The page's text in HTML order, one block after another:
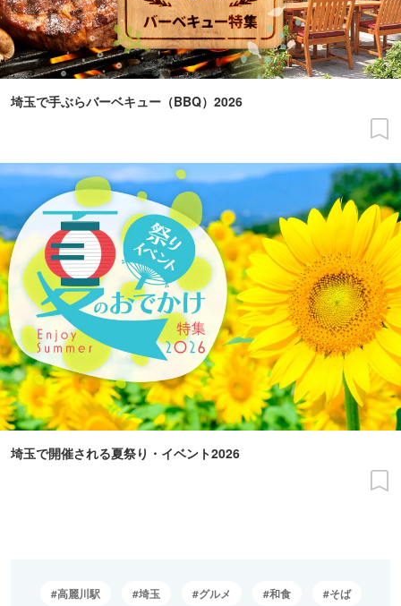
埼玉で手ぶらバーベキュー（BBQ）2026
埼玉で開催される夏祭り・イベント2026
高麗川駅 埼玉 グルメ 和食 そば